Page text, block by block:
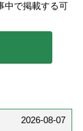
中で掲載する可
2026-08-07